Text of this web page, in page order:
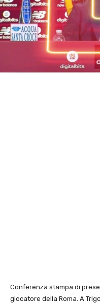
Conferenza stampa di
giocatore della Roma. A